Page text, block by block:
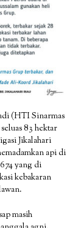
(HTI Sinarmas
83 hektar
Jikalahari
api di
yang di
kebakaran
masih